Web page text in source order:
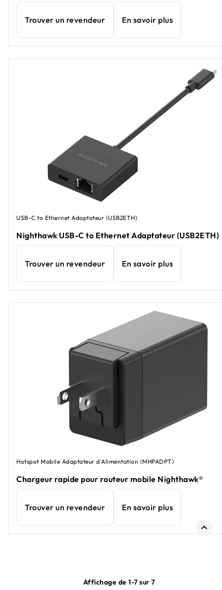
Trouver un revendeur En savoir plus
USB-C to Ethernet Adaptateur (USB2ETH)
Nighthawk USB-C to Ethernet Adaptateur (USB2ETH)
Trouver un revendeur En savoir plus
Hotspot Mobile Adaptateur d'Alimentation (MHPADPT)
Chargeur rapide pour routeur mobile Nighthawk®
Trouver un revendeur En savoir plus
Affichage de 1-7 sur 7